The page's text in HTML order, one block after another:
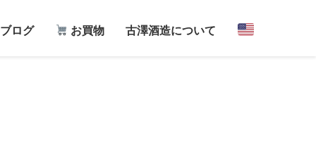
ブログ お買物 古澤酒造について